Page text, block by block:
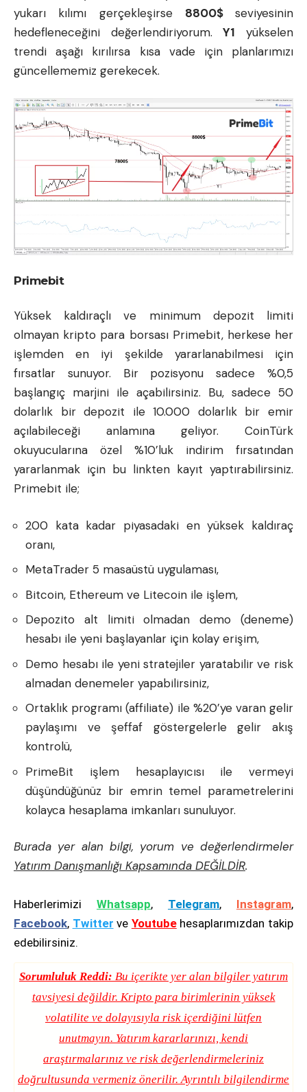
yukarı kılımı gerçekleşirse 8800$ seviyesinin
hedefleneceğini değerlendiriyorum. Y1 yükselen
trendi aşağı kırılırsa kısa vade için planlarımızı
güncellememiz gerekecek.
Primebit
Yüksek kaldıraçlı ve minimum depozit limiti
olmayan kripto para borsası Primebit, herkese her
işlemden en iyi şekilde yararlanabilmesi için
fırsatlar sunuyor. Bir pozisyonu sadece %0,5
başlangıç marjini ile açabilirsiniz. Bu, sadece 50
dolarlık bir depozit ile 10.000 dolarlık bir emir
açılabileceği anlamına geliyor. CoinTürk
okuyucularına özel %10’luk indirim fırsatından
yararlanmak için bu linkten kayıt yaptırabilirsiniz.
Primebit ile;
200 kata kadar piyasadaki en yüksek kaldıraç
oranı,
MetaTrader 5 masaüstü uygulaması,
Bitcoin, Ethereum ve Litecoin ile işlem,
Depozito alt limiti olmadan demo (deneme)
hesabı ile yeni başlayanlar için kolay erişim,
Demo hesabı ile yeni stratejiler yaratabilir ve risk
almadan denemeler yapabilirsiniz,
Ortaklık programı (affiliate) ile %20’ye varan gelir
paylaşımı ve şeffaf göstergelerle gelir akış
kontrolü,
PrimeBit işlem hesaplayıcısı ile vermeyi
düşündüğünüz bir emrin temel parametrelerini
kolayca hesaplama imkanları sunuluyor.
Burada yer alan bilgi, yorum ve değerlendirmeler
Yatırım Danışmanlığı Kapsamında DEĞİLDİR.
Haberlerimizi Whatsapp, Telegram, Instagram,
Facebook, Twitter ve Youtubehesaplarımızdan takip
edebilirsiniz.
Sorumluluk Reddi: Bu içerikte yer alan bilgiler yatırım
tavsiyesi değildir. Kripto para birimlerinin yüksek
volatilite ve dolayısıyla risk içerdiğini lütfen
unutmayın. Yatırım kararlarınızı, kendi
araştırmalarınız ve risk değerlendirmeleriniz
doğrultusunda vermeniz önerilir. Ayrıntılı bilgilendirme